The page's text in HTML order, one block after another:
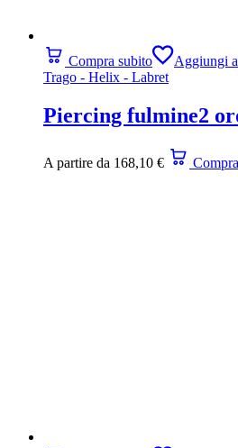
Compra subito
Aggiungi
Trago - Helix - Labret
Piercing fulmine2
A partire da 168,10 €